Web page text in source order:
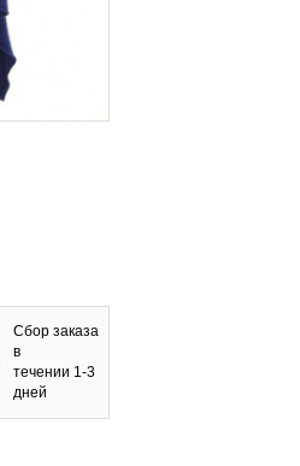
Сбор заказа
в
течении 1-3
дней